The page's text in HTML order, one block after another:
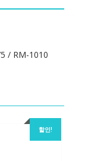
/ RM-1010
할인!